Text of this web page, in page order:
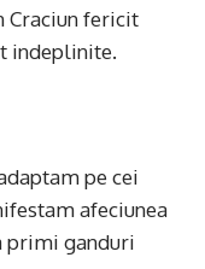
Craciun fericit
indeplinite.
pe cei
afeciunea
primi ganduri